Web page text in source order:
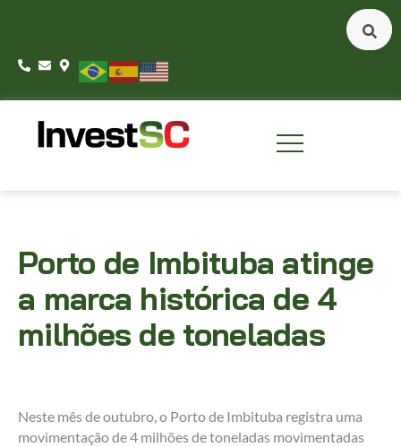
Porto de Imbituba atinge
a marca histórica de 4
milhões de toneladas
Neste mês de outubro, o Porto de Imbituba registra uma
movimentação de 4 milhões de toneladas movimentadas